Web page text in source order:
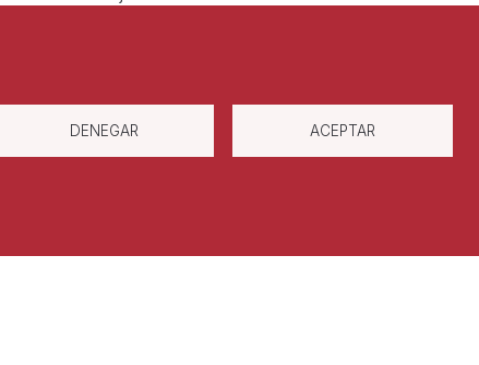
DENEGAR ACEPTAR